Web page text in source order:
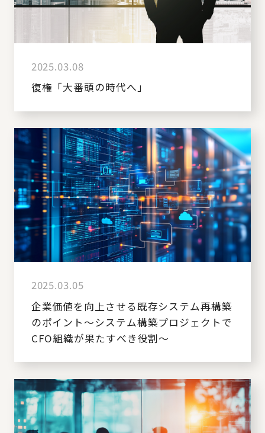
2025.03.08
復権「大番頭の時代へ」
2025.03.05
企業価値を向上させる既存システム再構築
のポイント～システム構築プロジェクトで
CFO組織が果たすべき役割～